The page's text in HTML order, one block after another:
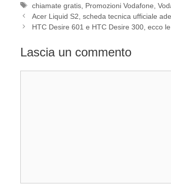
Tag
chiamate gratis Promozioni Vodafone ,
Acer Liquid S2, scheda tecnica ufficiale
HTC Desire 601 e HTC Desire 300, ecco
Lascia un commento